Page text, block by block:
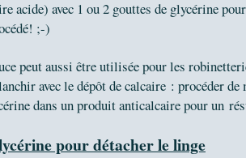
acide) avec 1 ou 2 gouttes de glycérine
;-)
peut aussi être utilisée pour les
avec le dépôt de calcaire : procéder
dans un produit anticalcaire pour un
pour détacher le linge